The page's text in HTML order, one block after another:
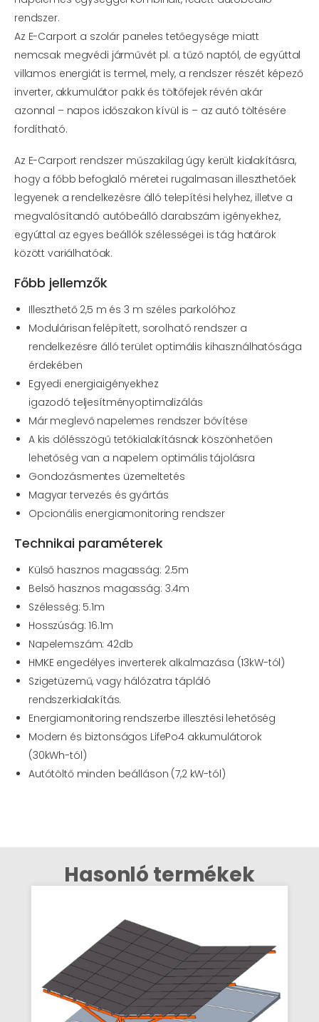
rendszer.
Az E-Carport a szolár paneles tetőegysége miatt
nemcsak megvédi járművét pl. a tűző naptól, de egyúttal
villamos energiát is termel, mely, a rendszer részét képező
inverter, akkumulátor pakk és töltőfejek révén akár
azonnal – napos időszakon kívül is – az autó töltésére
fordítható.
Az E-Carport rendszer műszakilag úgy került kialakításra,
hogy a főbb befoglaló méretei rugalmasan illeszthetőek
legyenek a rendelkezésre álló telepítési helyhez, illetve a
megvalósítandó autóbeálló darabszám igényekhez,
egyúttal az egyes beállók szélességei is tág határok
között variálhatóak.
Főbb jellemzők
Illeszthető 2,5 m és 3 m széles parkolóhoz
Modulárisan felépített, sorolható rendszer a
rendelkezésre álló terület optimális kihasználhatósága
érdekében
Egyedi energiaigényekhez
igazodó teljesítményoptimalizálás
Már meglevő napelemes rendszer bővítése
A kis dőlésszögű tetőkialakításnak köszönhetően
lehetőség van a napelem optimális tájolásra
Gondozásmentes üzemeltetés
Magyar tervezés és gyártás
Opcionális energiamonitoring rendszer
Technikai paraméterek
Külső hasznos magasság: 2.5m
Belső hasznos magasság: 3.4m
Szélesség: 5.1m
Hosszúság: 16.1m
Napelemszám: 42db
HMKE engedélyes inverterek alkalmazása (13kW-tól)
Szigetüzemű, vagy hálózatra tápláló
rendszerkialakítás.
Energiamonitoring rendszerbe illesztési lehetőség
Modern és biztonságos LifePo4 akkumulátorok
(30kWh-tól)
Autótöltő minden beálláson (7,2 kW-tól)
Hasonló termékek